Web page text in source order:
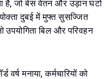
है, जो बेस वेतन और उड़ान घंटों
दुबई में मुफ्त सुसज्जित
उपयोगिता बिल और परिवहन
वर्ष मनाया, कर्मचारियों को